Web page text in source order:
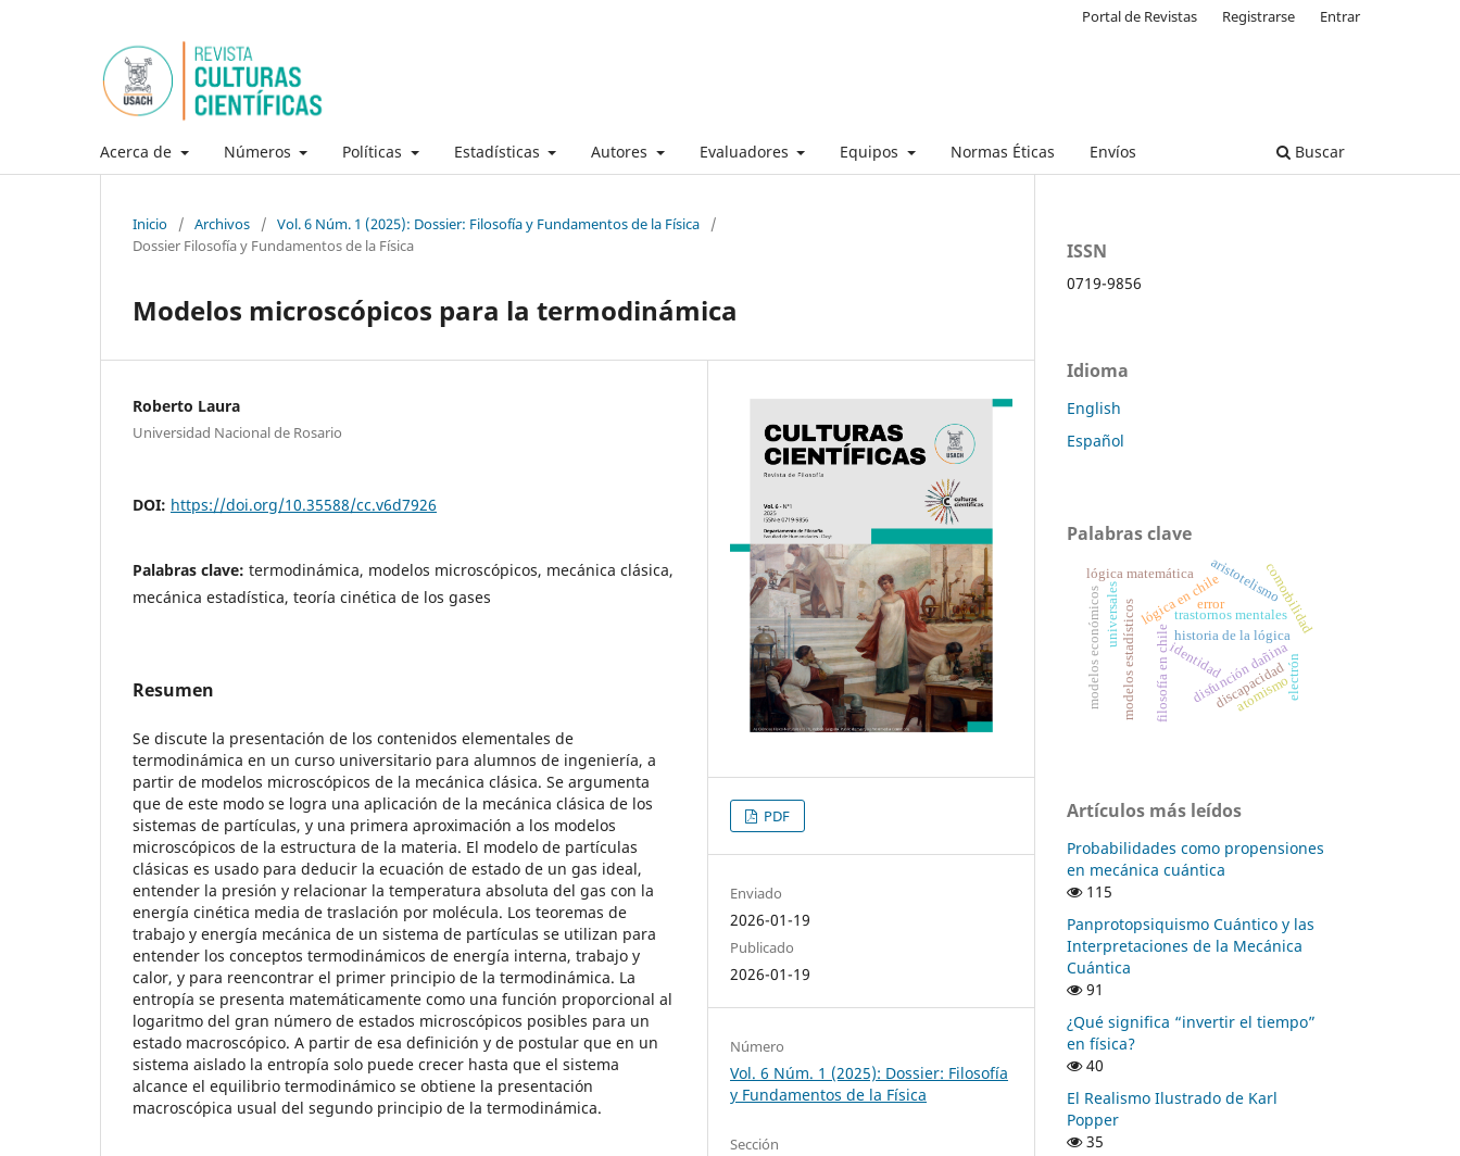
Acerca de Números Políticas Estadísticas Autores Evaluadores Equipos Normas Éticas Envíos Buscar
Portal de Revistas Registrarse Entrar
Inicio / Archivos / Vol. 6 Núm. 1 (2025): Dossier: Filosofía y Fundamentos de la Física
/
Dossier Filosofía y Fundamentos de la Física
Modelos microscópicos para la termodinámica
Roberto Laura
Universidad Nacional de Rosario
DOI: https://doi.org/10.35588/cc.v6d7926
Palabras clave: termodinámica, modelos microscópicos, mecánica clásica,
mecánica estadística, teoría cinética de los gases
Resumen
Se discute la presentación de los contenidos elementales de
termodinámica en un curso universitario para alumnos de ingeniería, a
partir de modelos microscópicos de la mecánica clásica. Se argumenta
que de este modo se logra una aplicación de la mecánica clásica de los
sistemas de partículas, y una primera aproximación a los modelos
microscópicos de la estructura de la materia. El modelo de partículas
clásicas es usado para deducir la ecuación de estado de un gas ideal,
entender la presión y relacionar la temperatura absoluta del gas con la
energía cinética media de traslación por molécula. Los teoremas de
trabajo y energía mecánica de un sistema de partículas se utilizan para
entender los conceptos termodinámicos de energía interna, trabajo y
calor, y para reencontrar el primer principio de la termodinámica. La
entropía se presenta matemáticamente como una función proporcional al
logaritmo del gran número de estados microscópicos posibles para un
estado macroscópico. A partir de esa definición y de postular que en un
sistema aislado la entropía solo puede crecer hasta que el sistema
alcance el equilibrio termodinámico se obtiene la presentación
macroscópica usual del segundo principio de la termodinámica.
PDF
Enviado
2026-01-19
Publicado
2026-01-19
Número
Vol. 6 Núm. 1 (2025): Dossier: Filosofía
y Fundamentos de la Física
Sección
ISSN
0719-9856
Idioma
English
Español
Palabras clave
filosofía en chile
lógica en chile
identidad
lógica matemática
historia de la lógica
modelos estadísticos error
trastornos mentales
disfunción dañina
discapacidad
comorbilidad
universales
aristotelismo
electrón
atomismo
modelos económicos
Artículos más leídos
Probabilidades como propensiones
en mecánica cuántica
115
Panprotopsiquismo Cuántico y las
Interpretaciones de la Mecánica
Cuántica
91
¿Qué significa “invertir el tiempo”
en física?
40
El Realismo Ilustrado de Karl
Popper
35